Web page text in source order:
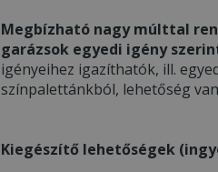
Megbízható nagy múlttal
garázsok egyedi igény
igényeihez igazíthatók, ill.
színpalettánkból, lehetőség
Kiegészítő lehetőségek